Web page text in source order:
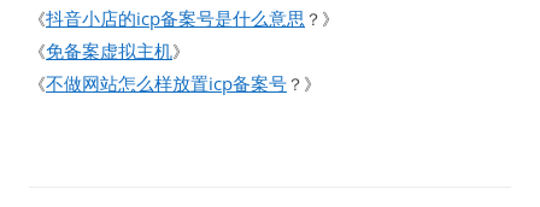
《抖音小店的icp备案号是什么意思 ？》
《免备案虚拟主机》
《不做网站怎么样放置icp备案号 ？》